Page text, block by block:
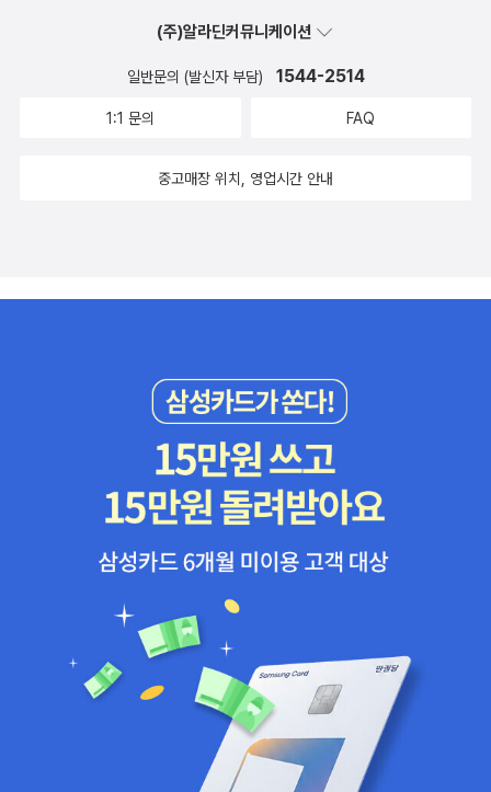
다.읽는동안 복숭아의 달콤함이 코끝으로 전해지는 동화책이었어요.
암튼...로알드 달의 책은 읽으면 읽을수록 매력적이네요.When Jam
y the old peach tree, strange things start to happen. The p
g it's as big as a house. Then James discovers a secret ent
d a place where he belongs. With a snip of the stem, the p
each starts rolling away, and the exciting adventure begin
s!겉표지커다란 복숭아 위에 있는 제임스와 그의 친구들커다란 복숭
아지네 - 사실 지네 캐릭터는 좀...이기적인 느낌이 들더라구요. 제임
스의 친구들 - 누에고치(살짝 보이는), 거미, 지렁이, 개똥벌레, 메뚜
기, 무당벌레, 지네
(주)알라딘커뮤니케이션
일반문의 (발신자 부담) 1544-2514
1:1 문의 FAQ
중고매장 위치, 영업시간 안내